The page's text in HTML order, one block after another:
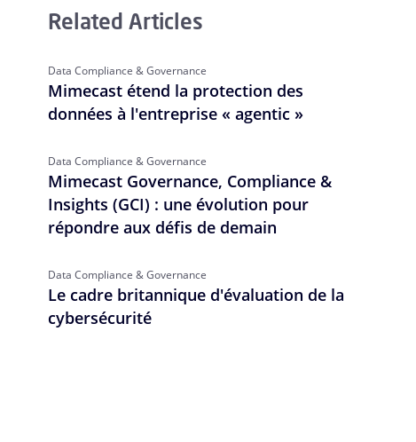
Related Articles
Data Compliance & Governance
Mimecast étend la protection des
données à l'entreprise « agentic »
Data Compliance & Governance
Mimecast Governance, Compliance &
Insights (GCI) : une évolution pour
répondre aux défis de demain
Data Compliance & Governance
Le cadre britannique d'évaluation de la
cybersécurité